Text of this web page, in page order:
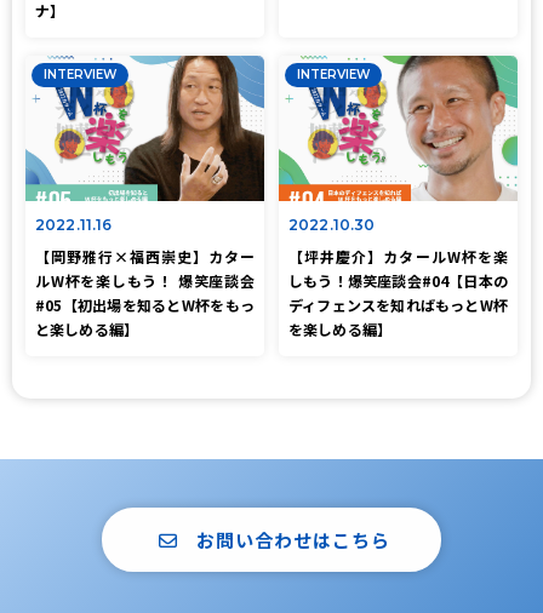
ナ】
INTERVIEW
2022.11.16
【岡野雅行×福西崇史】カター
ルW杯を楽しもう！ 爆笑座談会
#05【初出場を知るとW杯をもっ
と楽しめる編】
INTERVIEW
2022.10.30
【坪井慶介】カタールW杯を楽
しもう！爆笑座談会#04【日本の
ディフェンスを知ればもっとW杯
を楽しめる編】
お問い合わせはこちら